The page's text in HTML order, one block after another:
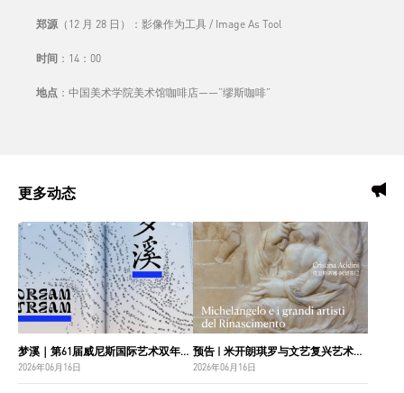
郑源（12 月 28 日）：影像作为工具 / Image As Tool
时间 ：14：00
地点 ：中国美术学院美术馆咖啡店——“缪斯咖啡”
更多动态
梦溪｜第61届威尼斯国际艺术双年展中国国家馆主视觉设计
2026年06月16日
预告 | 米开朗琪罗与文艺复兴艺术巨匠：佛罗伦萨博纳罗蒂之家珍藏
2026年06月16日